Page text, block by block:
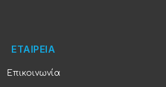
ΕΤΑΙΡΕΙΑ
Επικοινωνία